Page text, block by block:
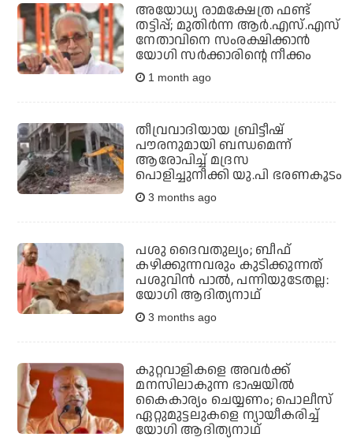
അയോധ്യ രാമക്ഷേത്ര ഫണ്ട്
തട്ടിപ്പ്; മുതിര്‍ന്ന ആര്‍.എസ്.എസ്
നേതാവിനെ സംരക്ഷിക്കാന്‍
യോഗി സര്‍ക്കാരിന്റെ നീക്കം
1 month ago
തീവ്രവാദിയായ ബ്രിട്ടീഷ്
പൗരനുമായി ബന്ധമെന്ന്
ആരോപിച്ച്‌ മദ്രസ
പൊളിച്ചുനീക്കി യു.പി ഭരണകൂടം
3 months ago
പശു ദൈവതുല്യം; ബീഫ്
കഴിക്കുന്നവരും കുടിക്കുന്നത്
പശുവിന്‍ പാല്‍, പന്നിയുടേതല്ല:
യോഗി ആദിത്യനാഥ്
3 months ago
കുറ്റവാളികളെ അവർക്ക്
മനസിലാകുന്ന ഭാഷയിൽ
കൈകാര്യം ചെയ്യണം; പൊലീസ്
ഏറ്റുമുട്ടലുകളെ ന്യായീകരിച്ച്
യോഗി ആദിത്യനാഥ്